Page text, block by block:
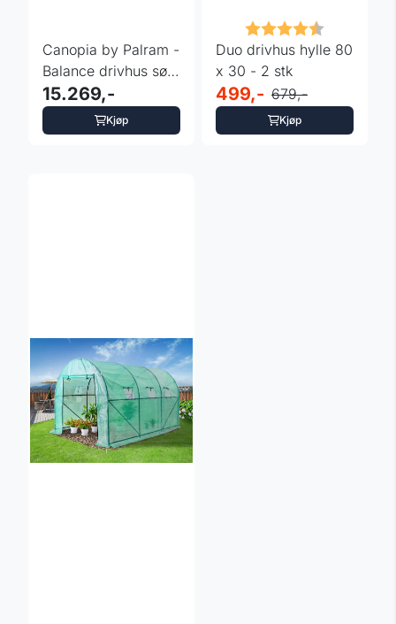
Canopia by Palram -
Balance drivhus sølv
367x264 cm
15.269,-
Kjøp
Karakter:
Duo drivhus hylle 80
x 30 - 2 stk
499,- 679,-
Kjøp